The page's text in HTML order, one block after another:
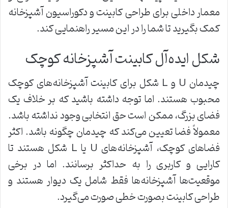
معمار داخلی برای طراحی کابینت و دکوراسیون آشپزخانه
کمک بگیرید تا شما را در این مسیر راهنمایی کند.
شکل ایده‌آل کابینت آشپزخانه کوچک
چیدمان U و L شکل برای کابینت آشپزخانه‌های کوچک
محبوب هستند. اما توجه داشته باشید که بر خلاف یک
فضای بزرگ، ممکن است حق انتخابی وجود نداشته باشد.
معمولاً فضا تعیین می‌کند که چیدمان چگونه باشد. اکثر
فضاهای کوچک، آشپزخانه‌های U یا L شکل هستند تا
کارایی و کاربری را به حداکثر برسانند. اما در برخی
موقعیت‌ها آشپزخانه‌ها فقط شامل یک دیوار هستند و
طراحی کابینت بصورت خطی صورت می‌گیرد.